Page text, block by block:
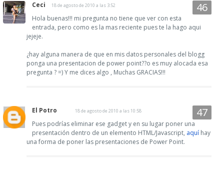
Ceci 18 de agosto de 2010 a las 3:52
Hola buenas!!! mi pregunta no tiene que ver con esta
entrada, pero como es la mas reciente pues te la hago aqui
jejeje.
¿hay alguna manera de que en mis datos personales del blogg
ponga una presentacion de power point??o es muy alocada esa
pregunta ? =) Y me dices algo , Muchas GRACIAS!!!
El Potro 18 de agosto de 2010 a las 10:58
Pues podrías eliminar ese gadget y en su lugar poner una
presentación dentro de un elemento HTML/Javascript, aquí hay
una forma de poner las presentaciones de Power Point.